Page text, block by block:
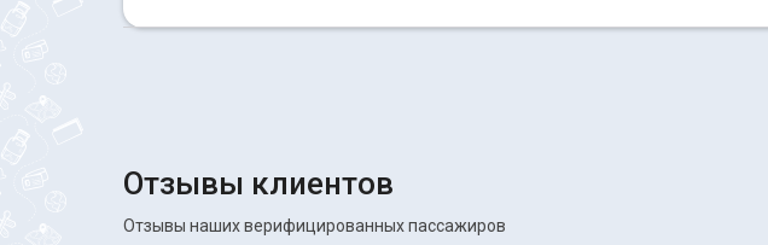
Отзывы клиентов
Отзывы наших верифицированных пассажиров